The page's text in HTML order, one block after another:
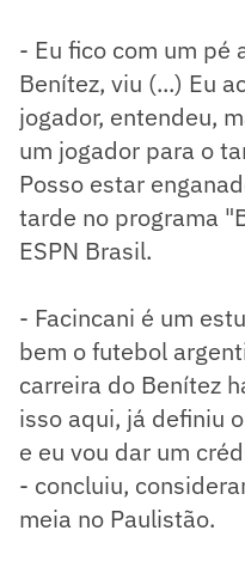
- Eu fico com um pé
Benítez, viu (...) Eu
jogador, entendeu,
um jogador para o
Posso estar
tarde no programa
ESPN Brasil.
- Facincani é um
bem o futebol
carreira do Benítez
isso aqui, já definiu
e eu vou dar um
- concluiu,
meia no Paulistão.